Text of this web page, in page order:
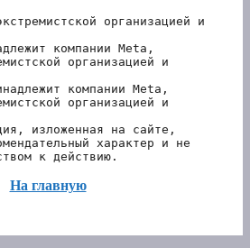
организацией и
компании Meta,
организацией и
компании Meta,
организацией и
изложенная на сайте,
характер и не
к действию.
На главную